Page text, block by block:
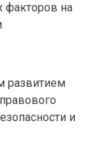
факторов на
развитием
и